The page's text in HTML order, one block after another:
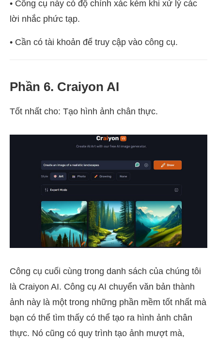
• Công cụ này có độ chính xác kém khi xử lý các
lời nhắc phức tạp.
• Cần có tài khoản để truy cập vào công cụ.
Phần 6. Craiyon AI
Tốt nhất cho: Tạo hình ảnh chân thực.
Công cụ cuối cùng trong danh sách của chúng tôi
là Craiyon AI. Công cụ AI chuyển văn bản thành
ảnh này là một trong những phần mềm tốt nhất mà
bạn có thể tìm thấy có thể tạo ra hình ảnh chân
thực. Nó cũng có quy trình tạo ảnh mượt mà,